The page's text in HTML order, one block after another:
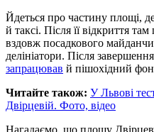
Йдеться про частину площі,
й таксі. Після її відкриття
вздовж посадкового
делініатори. Після
запрацював й пішохідний
Читайте також: У Львові
Двірцевій. Фото, відео
Нагадаємо, що площу